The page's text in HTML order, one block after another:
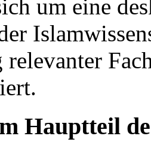
um eine
relevanter
Hauptteil